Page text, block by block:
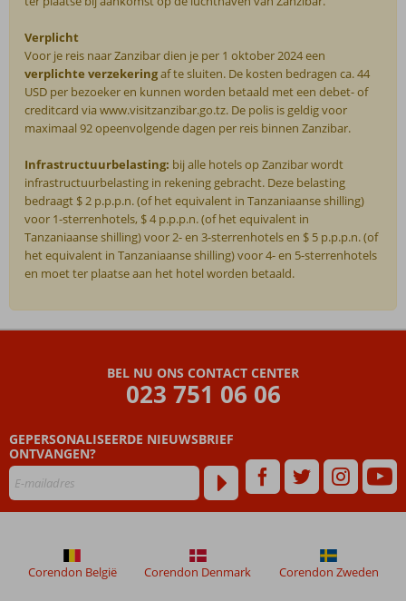
Verplicht
Voor je reis naar Zanzibar dien je per 1 oktober 2024 een
verplichte verzekeringaf te sluiten. De kosten bedragen ca. 44
USD per bezoeker en kunnen worden betaald met een debet- of
creditcard via www.visitzanzibar.go.tz. De polis is geldig voor
maximaal 92 opeenvolgende dagen per reis binnen Zanzibar.
Infrastructuurbelasting: bij alle hotels op Zanzibar wordt
infrastructuurbelasting in rekening gebracht. Deze belasting
bedraagt $ 2 p.p.p.n. (of het equivalent in Tanzaniaanse shilling)
voor 1-sterrenhotels, $ 4 p.p.p.n. (of het equivalent in
Tanzaniaanse shilling) voor 2- en 3-sterrenhotels en $ 5 p.p.p.n. (of
het equivalent in Tanzaniaanse shilling) voor 4- en 5-sterrenhotels
en moet ter plaatse aan het hotel worden betaald.
na
hun
verblijf
in
Beoordelingen
BEL NU ONS CONTACT CENTER
023 751 06 06
GEPERSONALISEERDE NIEUWSBRIEF
ONTVANGEN?
Corendon België Corendon Denmark Corendon Zweden